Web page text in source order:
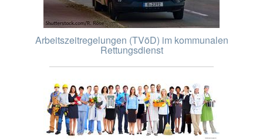
Arbeitszeitregelungen (TVöD) im kommunalen
Rettungsdienst